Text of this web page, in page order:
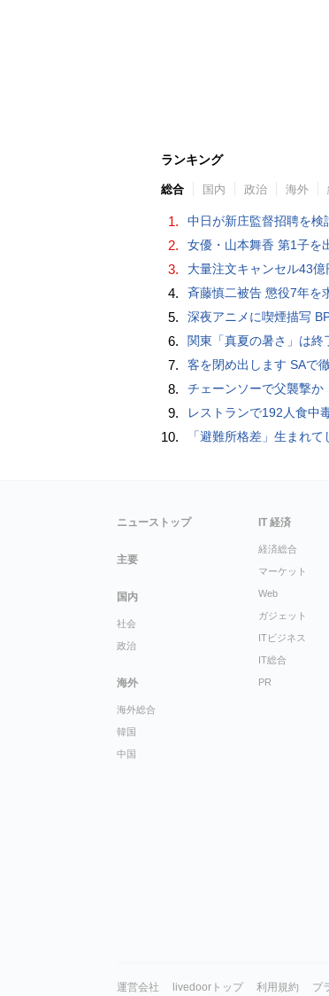
ランキング
総合 国内 政治 海外
1. 中日が新庄監督招聘を検
2. 女優・山本舞香 第1子を
3. 大量注文キャンセル43億
4. 斉藤慎二被告 懲役7年を
5. 深夜アニメに喫煙描写
6. 関東「真夏の暑さ」は終
7. 客を閉め出します SAで
8. チェーンソーで父襲撃か
9. レストランで192人食中
10. 「避難所格差」生まれて
ニューストップ
主要
国内
社会
政治
海外
海外総合
韓国
中国
IT 経済
経済総合
マーケット
Web
ガジェット
ITビジネス
IT総合
PR
運営会社 livedoorトップ 利用規約 プ